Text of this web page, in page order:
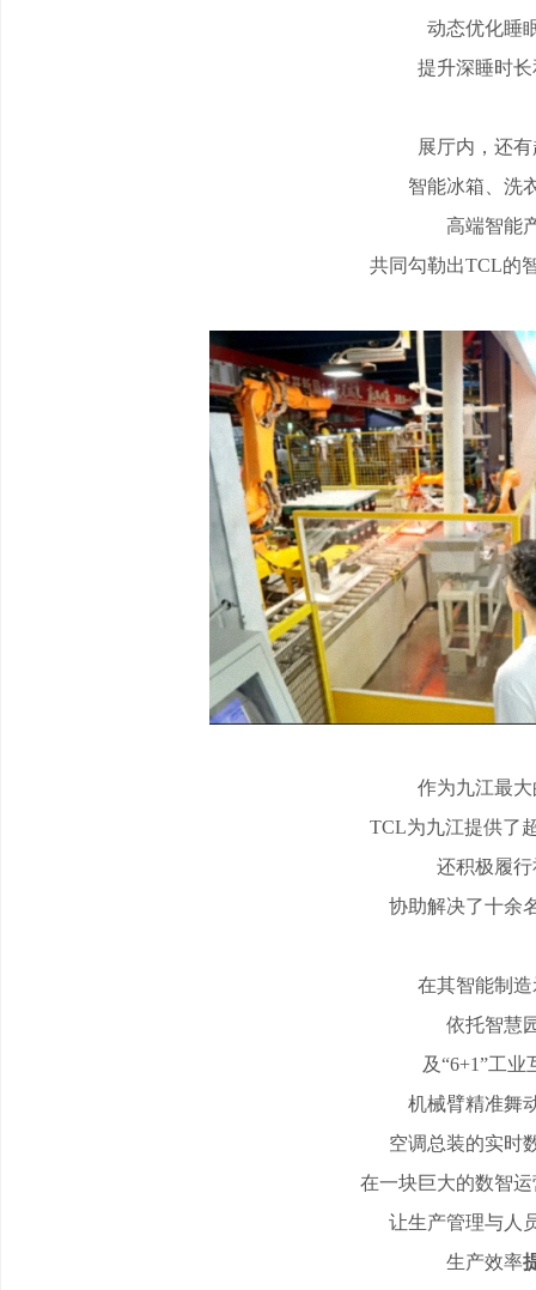
动态优化睡
提升深睡时
展厅内，还
智能冰箱、洗
高端智能
共同勾勒出TCL的
作为九江最
TCL为九江提供了
还积极履
协助解决了十余
在其智能制
依托智慧
及“6+1”工业
机械臂精准舞
空调总装的实时
在一块巨大的数智
让生产管理与人
生产效率